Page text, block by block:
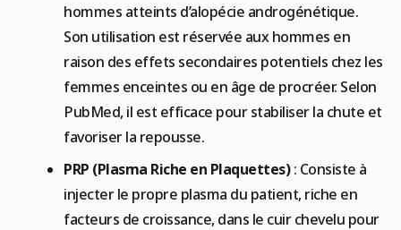
hommes atteints d’alopécie androgénétique.
Son utilisation est réservée aux hommes en
raison des effets secondaires potentiels chez les
femmes enceintes ou en âge de procréer. Selon
PubMed, il est efficace pour stabiliser la chute et
favoriser la repousse.
PRP (Plasma Riche en Plaquettes): Consiste à
injecter le propre plasma du patient, riche en
facteurs de croissance, dans le cuir chevelu pour